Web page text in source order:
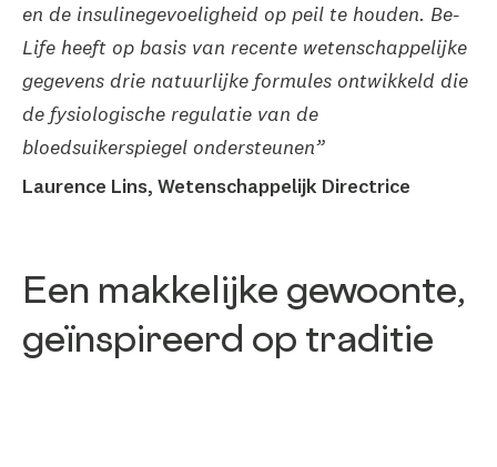
en de insulinegevoeligheid op peil te houden. Be-
Life heeft op basis van recente wetenschappelijke
gegevens drie natuurlijke formules ontwikkeld die
de fysiologische regulatie van de
bloedsuikerspiegel ondersteunen”
Laurence Lins, Wetenschappelijk Directrice
Een makkelijke gewoonte,
geïnspireerd op traditie